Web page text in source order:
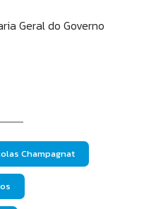
Geral do Governo
Champagnat